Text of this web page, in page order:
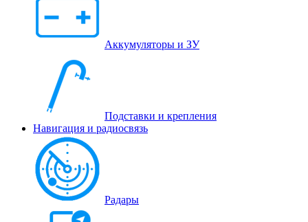
Аккумуляторы и ЗУ
Подставки и крепления
Навигация и радиосвязь
Радары